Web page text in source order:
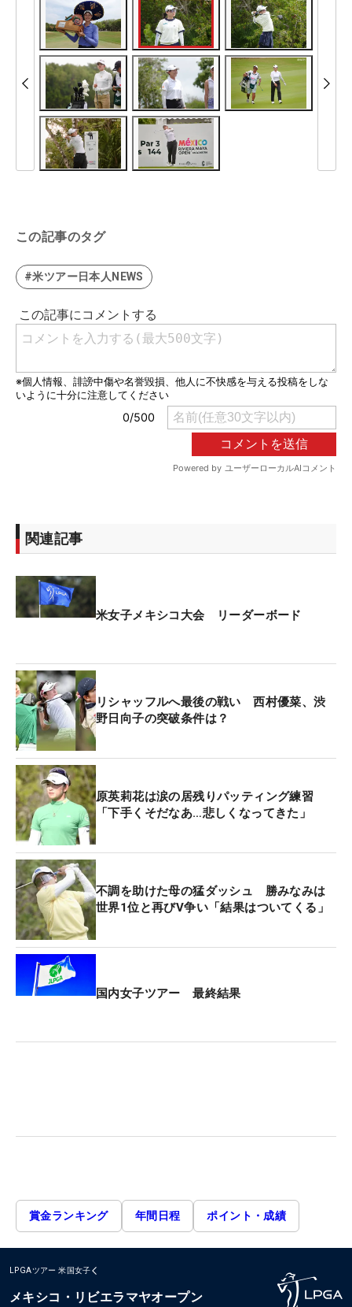
この記事のタグ
#米ツアー日本人NEWS
関連記事
米女子メキシコ大会 リーダーボード
リシャッフルへ最後の戦い 西村優菜、渋
野日向子の突破条件は？
原英莉花は涙の居残りパッティング練習
「下手くそだなあ…悲しくなってきた」
不調を助けた母の猛ダッシュ 勝みなみは
世界1位と再びV争い「結果はついてくる」
国内女子ツアー 最終結果
賞金ランキング 年間日程 ポイント・成績
LPGAツアー 米国女子
メキシコ・リビエラマヤオープン